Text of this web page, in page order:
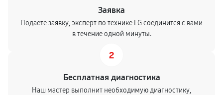
Заявка
Подаете заявку, эксперт по технике LG соединится с вами
в течение одной минуты.
2
Бесплатная диагностика
Наш мастер выполнит необходимую диагностику,